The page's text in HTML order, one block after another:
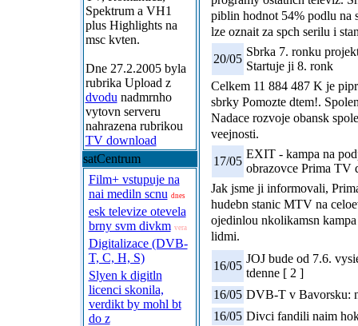
Spektrum a VH1
plus Highlights na
msc kvten.
Dne 27.2.2005 byla
rubrika Upload z
dvodu nadmrnho
vytovn serveru
nahrazena rubrikou
TV download
satCentrum
Film+ vstupuje na
nai mediln scnu dnes
esk televize otevela
brny svm divkm vera
Digitalizace (DVB-
T, C, H, S)
Slyen k digitln
licenci skonila,
verdikt by mohl bt
do z
piblin hodnot 54% podlu na
lze oznait za spch serilu i
20/05
Sbrka 7. ronku
Startuje ji 8. ronk
Celkem 11 884 487 K je
sbrky Pomozte dtem!.
Nadace rozvoje obansk
veejnosti.
17/05
EXIT - kampa na
obrazovce Prima TV
Jak jsme ji informovali,
hudebn stanic MTV na
ojedinlou nkolikamsn
lidmi.
16/05
JOJ bude od 7.6.
tdenne [ 2 ]
16/05 DVB-T v Bavorsku:
16/05 Divci fandili naim